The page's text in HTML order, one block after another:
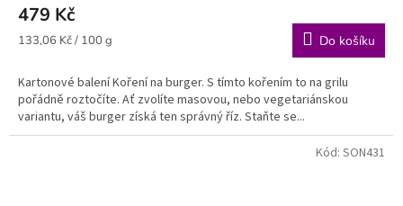
479 Kč
Měrná
133,06 Kč / 100 g Do košíku
Kartonové balení Koření na burger. S tímto kořením to na grilu
pořádně roztočíte. Ať zvolíte masovou, nebo vegetariánskou
variantu, váš burger získá ten správný říz. Staňte se...
Kód: SON431